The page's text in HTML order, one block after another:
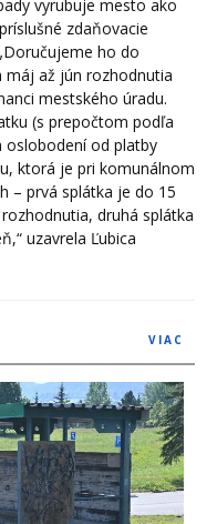
vyrubuje mesto ako
zdaňovacie
ho do
máj až jún rozhodnutia
mestského úradu.
(s prepočtom podľa
oslobodení od platby
ktorá je pri komunálnom
– prvá splátka je do 15
druhá splátka
uzavrela Ľubica
VIAC